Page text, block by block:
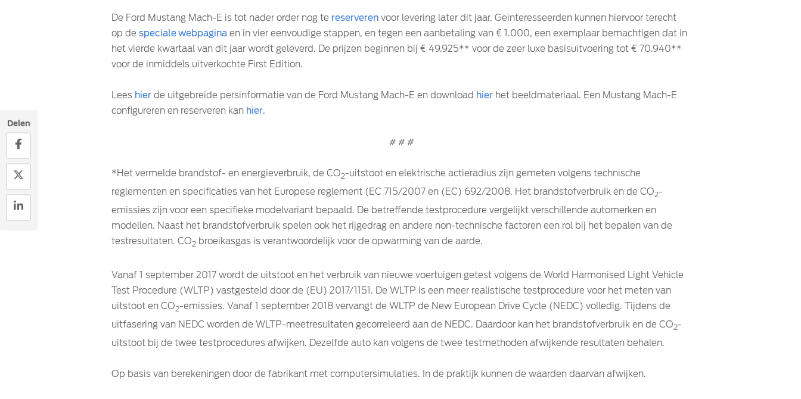
De Ford Mustang Mach-E is tot nader order nog te reserveren voor levering later dit jaar. Geïnteresseerden kunnen hiervoor terecht
op de speciale webpagina en in vier eenvoudige stappen, en tegen een aanbetaling van € 1.000, een exemplaar bemachtigen dat in
het vierde kwartaal van dit jaar wordt geleverd. De prijzen beginnen bij € 49.925** voor de zeer luxe basisuitvoering tot € 70.940**
voor de inmiddels uitverkochte First Edition.
Lees hier de uitgebreide persinformatie van de Ford Mustang Mach-E en download hier het beeldmateriaal. Een Mustang Mach-E
configureren en reserveren kan hier.
# # #
*Het vermelde brandstof- en energieverbruik, de CO2-uitstoot en elektrische actieradius zijn gemeten volgens technische
reglementen en specificaties van het Europese reglement (EC 715/2007 en (EC) 692/2008. Het brandstofverbruik en de CO2-
emissies zijn voor een specifieke modelvariant bepaald. De betreffende testprocedure vergelijkt verschillende automerken en
modellen. Naast het brandstofverbruik spelen ook het rijgedrag en andere non-technische factoren een rol bij het bepalen van de
testresultaten. CO2 broeikasgas is verantwoordelijk voor de opwarming van de aarde.
Vanaf 1 september 2017 wordt de uitstoot en het verbruik van nieuwe voertuigen getest volgens de World Harmonised Light Vehicle
Test Procedure (WLTP) vastgesteld door de (EU) 2017/1151. De WLTP is een meer realistische testprocedure voor het meten van
uitstoot en CO2-emissies. Vanaf 1 september 2018 vervangt de WLTP de New European Drive Cycle (NEDC) volledig. Tijdens de
uitfasering van NEDC worden de WLTP-meetresultaten gecorreleerd aan de NEDC. Daardoor kan het brandstofverbruik en de CO2-
uitstoot bij de twee testprocedures afwijken. Dezelfde auto kan volgens de twee testmethoden afwijkende resultaten behalen.
Op basis van berekeningen door de fabrikant met computersimulaties. In de praktijk kunnen de waarden daarvan afwijken.
Delen